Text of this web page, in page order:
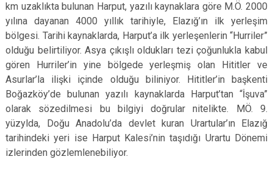
km uzaklıkta bulunan Harput, yazılı kaynaklara göre M.Ö. 2000
yılına dayanan 4000 yıllık tarihiyle, Elazığ’ın ilk yerleşim
bölgesi. Tarihi kaynaklarda, Harput’a ilk yerleşenlerin “Hurriler”
olduğu belirtiliyor. Asya çıkışlı oldukları tezi çoğunlukla kabul
gören Hurriler’in yine bölgede yerleşmiş olan Hititler ve
Asurlar’la ilişki içinde olduğu biliniyor. Hititler’in başkenti
Boğazköy’de bulunan yazılı kaynaklarda Harput’tan “İşuva”
olarak sözedilmesi bu bilgiyi doğrular nitelikte. MÖ. 9.
yüzylda, Doğu Anadolu’da devlet kuran Urartular’ın Elazığ
tarihindeki yeri ise Harput Kalesi’nin taşıdığı Urartu Dönemi
izlerinden gözlemlenebiliyor.